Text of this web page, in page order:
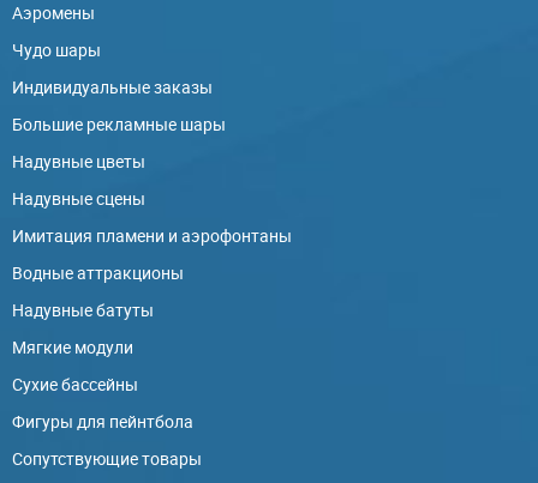
Аэромены
Чудо шары
Индивидуальные заказы
Большие рекламные шары
Надувные цветы
Надувные сцены
Имитация пламени и аэрофонтаны
Водные аттракционы
Надувные батуты
Мягкие модули
Сухие бассейны
Фигуры для пейнтбола
Сопутствующие товары